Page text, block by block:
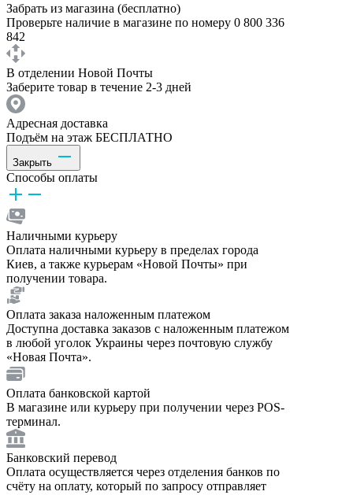
Забрать из магазина (бесплатно)
Проверьте наличие в магазине по номеру 0 800 336
842
В отделении Новой Почты
Заберите товар в течение 2-3 дней
Адресная доставка
Подъём на этаж БЕСПЛАТНО
Закрыть
Способы оплаты
Наличными курьеру
Оплата наличными курьеру в пределах города
Киев, а также курьерам «Новой Почты» при
получении товара.
Оплата заказа наложенным платежом
Доступна доставка заказов с наложенным платежом
в любой уголок Украины через почтовую службу
«Новая Почта».
Оплата банковской картой
В магазине или курьеру при получении через POS-
терминал.
Банковский перевод
Оплата осуществляется через отделения банков по
счёту на оплату, который по запросу отправляет